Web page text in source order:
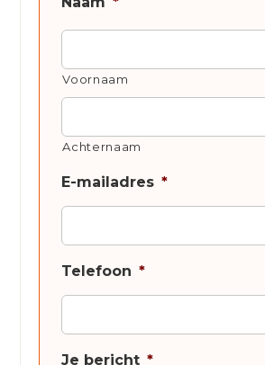
Voornaam
Achternaam
E-mailadres *
Telefoon *
Je bericht *